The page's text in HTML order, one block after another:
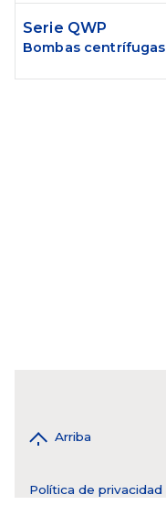
Serie QWP
Bombas centrífugas
Arriba
Política de privacidad